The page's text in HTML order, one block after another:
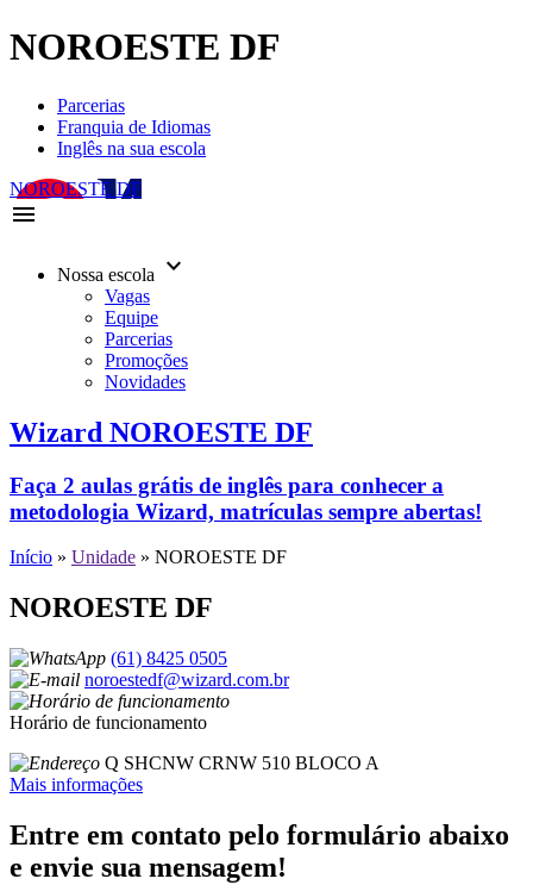
NOROESTE DF
Parcerias
Franquia de Idiomas
Inglês na sua escola
NOROESTE DF
menu
Nossa escola keyboard_arrow_down
Vagas
Equipe
Parcerias
Promoções
Novidades
Wizard NOROESTE DF
Faça 2 aulas grátis de inglês para conhecer a
metodologia Wizard, matrículas sempre abertas!
Início » Unidade » NOROESTE DF
NOROESTE DF
(61) 8425 0505
noroestedf@wizard.com.br
Horário de funcionamento
Q SHCNW CRNW 510 BLOCO A
Mais informações
Entre em contato pelo formulário abaixo
e envie sua mensagem!